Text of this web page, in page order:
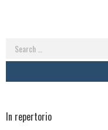
Search
for:
In repertorio